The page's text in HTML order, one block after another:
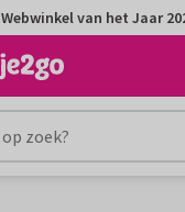
Webwinkel van het Jaar